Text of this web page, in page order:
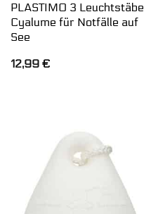
PLASTIMO 3 Leuchtstäbe
Cyalume für Notfälle auf
See
12,99 €